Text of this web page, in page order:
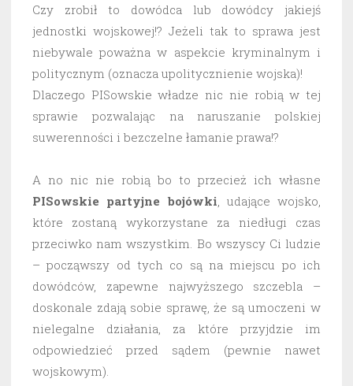
Czy zrobił to dowódca lub dowódcy jakiejś
jednostki wojskowej!? Jeżeli tak to sprawa jest
niebywale poważna w aspekcie kryminalnym i
politycznym (oznacza upolitycznienie wojska)!
Dlaczego PISowskie władze nic nie robią w tej
sprawie pozwalając na naruszanie polskiej
suwerenności i bezczelne łamanie prawa!?
A no nic nie robią bo to przecież ich własne
PISowskie partyjne bojówki , udające wojsko,
które zostaną wykorzystane za niedługi czas
przeciwko nam wszystkim. Bo wszyscy Ci ludzie
– począwszy od tych co są na miejscu po ich
dowódców, zapewne najwyższego szczebla –
doskonale zdają sobie sprawę, że są umoczeni w
nielegalne działania, za które przyjdzie im
odpowiedzieć przed sądem (pewnie nawet
wojskowym).